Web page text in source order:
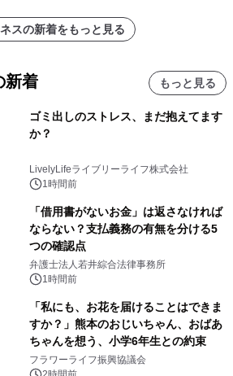
スの新着をもっと見る
新着 もっと見る
ゴミ出しのストレス、まだ抱えてます
か？
LivelyLifeライブリーライフ株式会社
1時間前
「借用書がないお金」は返さなければ
ならない？支払義務の有無を分ける5
つの確認点
弁護士法人若井綜合法律事務所
1時間前
「私にも、お花を届けることはできま
すか？」熊本のおじいちゃん、おばあ
ちゃんを想う、小学6年生との約束
フラワーライフ振興協議会